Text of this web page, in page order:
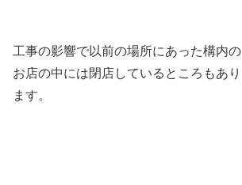
工事の影響で以前の場所にあった構内の
お店の中には閉店しているところもあり
ます。